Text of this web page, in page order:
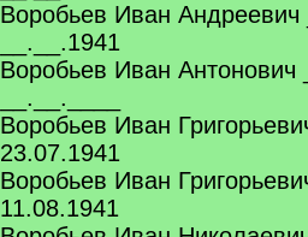
Воробьев Иван Андреевич
__.__.1941
Воробьев Иван Антонович
__.__.____
Воробьев Иван
23.07.1941
Воробьев Иван
11.08.1941